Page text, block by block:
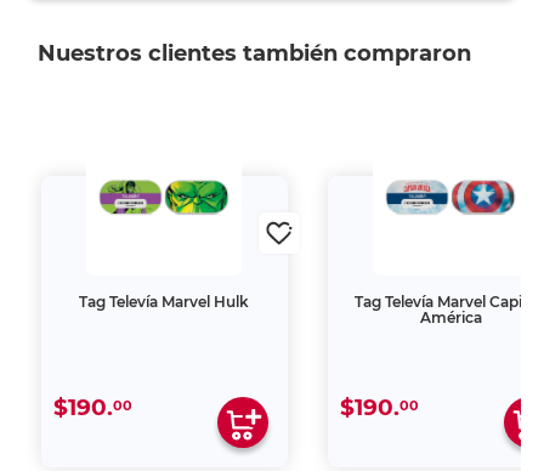
Nuestros clientes también compraron
Tag Televía Marvel Hulk
$190.00
Tag Televía Marvel
América
$190.00